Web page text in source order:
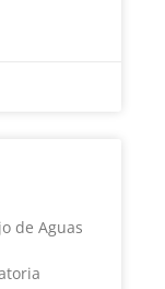
de Aguas